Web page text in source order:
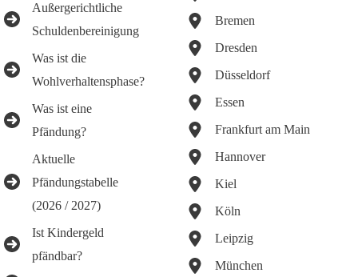
Außergerichtliche
Schuldenbereinigung
Was ist die
Wohlverhaltensphase?
Was ist eine
Pfändung?
Aktuelle
Pfändungstabelle
(2026 / 2027)
Ist Kindergeld
pfändbar?
Bremen
Dresden
Düsseldorf
Essen
Frankfurt am Main
Hannover
Kiel
Köln
Leipzig
München